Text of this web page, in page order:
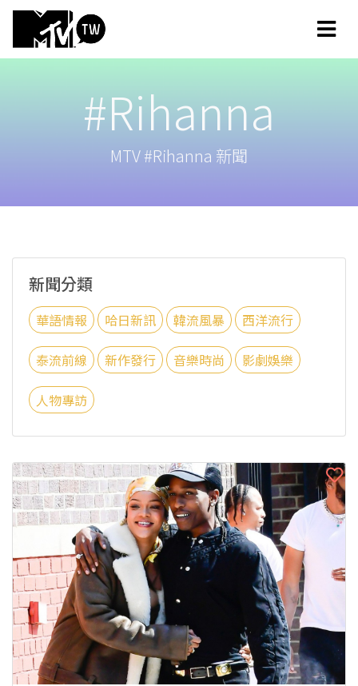
#Rihanna
MTV #Rihanna 新聞
新聞分類
華語情報 哈日新訊 韓流風暴 西洋流行
泰流前線 新作發行 音樂時尚 影劇娛樂
人物專訪